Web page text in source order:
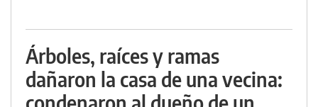
Árboles, raíces y ramas
dañaron la casa de una vecina: